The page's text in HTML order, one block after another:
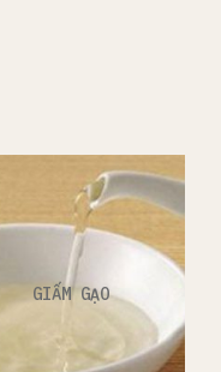
GIẤM GẠO